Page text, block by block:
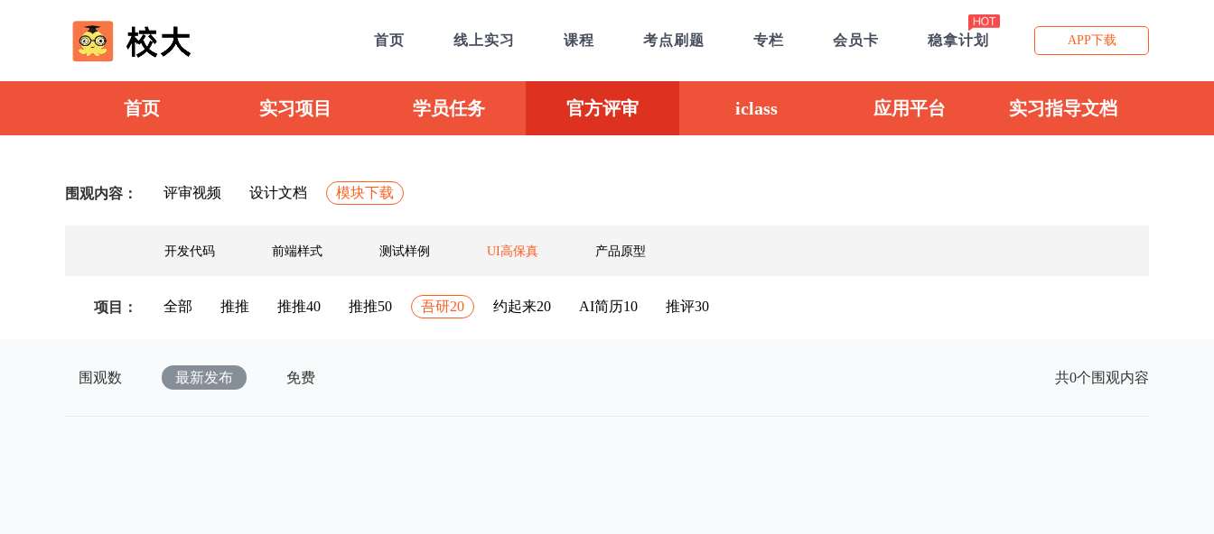
首页 线上实习 课程 考点刷题 专栏 会员卡 稳拿计划 APP下载
首页 实习项目 学员任务 官方评审 iclass 应用平台 实习指导文档
围观内容： 评审视频 设计文档 模块下载
开发代码 前端样式 测试样例 UI高保真 产品原型
项目： 全部 推推 推推40 推推50 吾研20 约起来20 AI简历10 推评30
围观数 最新发布 免费 共0个围观内容